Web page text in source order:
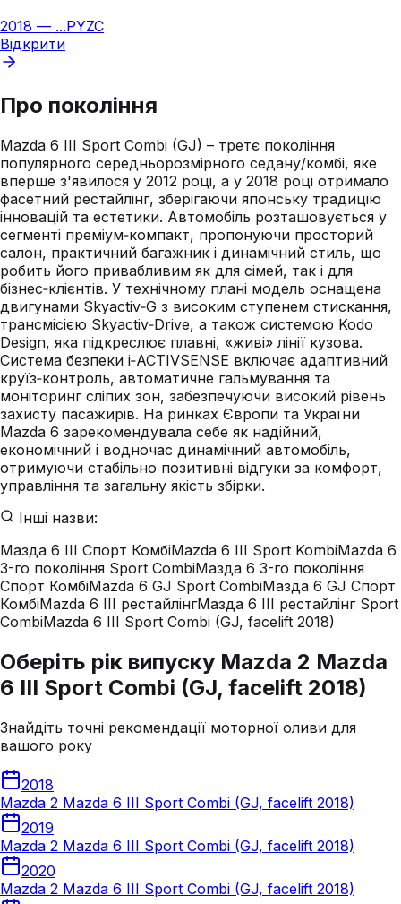
2018 — ...PYZC
Відкрити
Про покоління
Mazda 6 III Sport Combi (GJ) – третє покоління
популярного середньорозмірного седану/комбі, яке
вперше з'явилося у 2012 році, а у 2018 році отримало
фасетний рестайлінг, зберігаючи японську традицію
інновацій та естетики. Автомобіль розташовується у
сегменті преміум‑компакт, пропонуючи просторий
салон, практичний багажник і динамічний стиль, що
робить його привабливим як для сімей, так і для
бізнес‑клієнтів. У технічному плані модель оснащена
двигунами Skyactiv‑G з високим ступенем стискання,
трансмісією Skyactiv‑Drive, а також системою Kodo
Design, яка підкреслює плавні, «живі» лінії кузова.
Система безпеки i‑ACTIVSENSE включає адаптивний
круїз‑контроль, автоматичне гальмування та
моніторинг сліпих зон, забезпечуючи високий рівень
захисту пасажирів. На ринках Європи та України
Mazda 6 зарекомендувала себе як надійний,
економічний і водночас динамічний автомобіль,
отримуючи стабільно позитивні відгуки за комфорт,
управління та загальну якість збірки.
Інші назви:
Мазда 6 III Спорт КомбіMazda 6 III Sport KombiMazda 6
3-го покоління Sport CombiМазда 6 3-го покоління
Спорт КомбіMazda 6 GJ Sport CombiМазда 6 GJ Спорт
КомбіMazda 6 III рестайлінгМазда 6 III рестайлінг Sport
CombiMazda 6 III Sport Combi (GJ, facelift 2018)
Оберіть рік випуску Mazda 2 Mazda
6 III Sport Combi (GJ, facelift 2018)
Знайдіть точні рекомендації моторної оливи для
вашого року
2018
Mazda 2 Mazda 6 III Sport Combi (GJ, facelift 2018)
2019
Mazda 2 Mazda 6 III Sport Combi (GJ, facelift 2018)
2020
Mazda 2 Mazda 6 III Sport Combi (GJ, facelift 2018)